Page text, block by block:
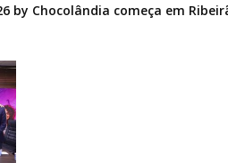
by Chocolândia começa em